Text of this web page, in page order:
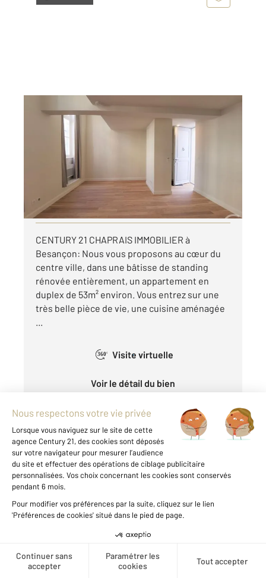
Créer une alerte
BESANCON 25
53,69 m2
, 2 pièces
Ref : 40158
Appartement T2 à louer
755 €
par mois charges comprises
Visiter le site dédié
CENTURY 21 CHAPRAIS IMMOBILIER à
Besançon: Nous vous proposons au cœur du
centre ville, dans une bâtisse de standing
rénovée entièrement, un appartement en
duplex de 53m² environ. Vous entrez sur une
très belle pièce de vie, une cuisine aménagée
...
360° Visite virtuelle
Voir le détail du bien
Exclusivité
BESANCON 25